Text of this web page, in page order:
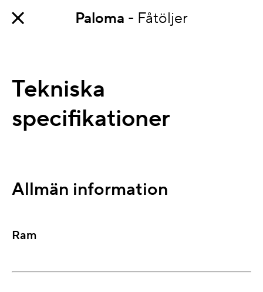
Paloma - Fåtöljer
Tekniska
specifikationer
Allmän information
Ram